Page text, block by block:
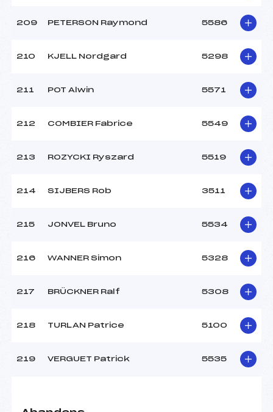
209 PETERSON Raymond 5586
210 KJELL Nordgard 5298
211 POT Alwin 5571
212 COMBIER Fabrice 5549
213 ROZYCKI Ryszard 5519
214 SIJBERS Rob 3511
215 JONVEL Bruno 5534
216 WANNER Simon 5328
217 BRÜCKNER Ralf 5308
218 TURLAN Patrice 5100
219 VERGUET Patrick 5535